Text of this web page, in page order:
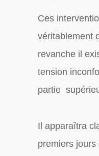
Ces
véritablement
revanche il
tension
partie
Il apparaîtra
premiers jours